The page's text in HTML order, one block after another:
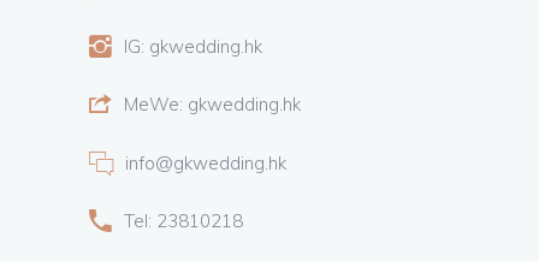
IG: gkwedding.hk
MeWe: gkwedding.hk
info@gkwedding.hk
Tel: 23810218